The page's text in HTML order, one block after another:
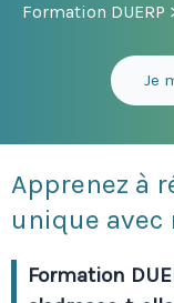
Formation DUERP
Je
Apprenez à
unique avec
Formation